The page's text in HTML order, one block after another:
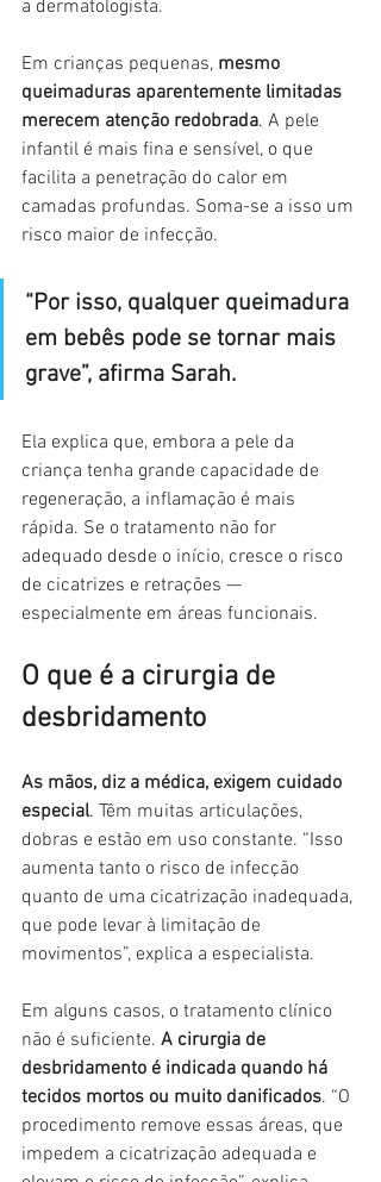
a dermatologista.
Em crianças pequenas, mesmo
queimaduras aparentemente limitadas
merecem atenção redobrada. A pele
infantil é mais fina e sensível, o que
facilita a penetração do calor em
camadas profundas. Soma-se a isso um
risco maior de infecção.
“Por isso, qualquer queimadura
em bebês pode se tornar mais
grave”, afirma Sarah.
Ela explica que, embora a pele da
criança tenha grande capacidade de
regeneração, a inflamação é mais
rápida. Se o tratamento não for
adequado desde o início, cresce o risco
de cicatrizes e retrações —
especialmente em áreas funcionais.
O que é a cirurgia de
desbridamento
As mãos, diz a médica, exigem cuidado
especial. Têm muitas articulações,
dobras e estão em uso constante. “Isso
aumenta tanto o risco de infecção
quanto de uma cicatrização inadequada,
que pode levar à limitação de
movimentos”, explica a especialista.
Em alguns casos, o tratamento clínico
não é suficiente. A cirurgia de
desbridamento é indicada quando há
tecidos mortos ou muito danificados. “O
procedimento remove essas áreas, que
impedem a cicatrização adequada e